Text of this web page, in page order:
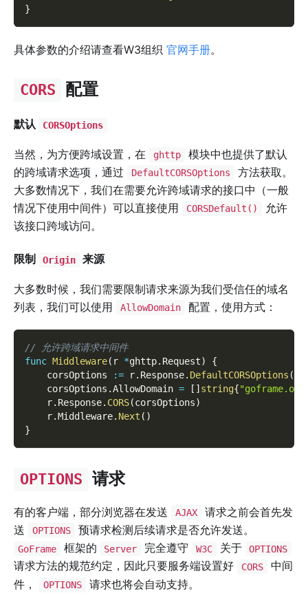
}
具体参数的介绍请查看W3组织 官网手册。
CORS 配置
默认 CORSOptions
当然，为方便跨域设置，在 ghttp
模块中也提供了默认
的跨域请求选项，通过
DefaultCORSOptions
方法获取。
大多数情况下，我们在需要允许跨域请求的接口中（一般
情况下使用中间件）可以直接使用
CORSDefault()
允许
该接口跨域访问。
限制 Origin 来源
大多数时候，我们需要限制请求来源为我们受信任的域名
列表，我们可以使用
AllowDomain 配置，使用方式：
// 允许跨域请求中间件
func Middleware( r *ghttp. Request)
{
    corsOptions
:= r. Response. DefaultCORSOptions (
    corsOptions
.AllowDomain = [ ] string{
    r
. Response. CORS(corsOptions)
    r
.Middleware. Next ( )
}
OPTIONS 请求
有的客户端，部分浏览器在发送 AJAX
请求之前会首先发
送
OPTIONS 预请求检测后续请求是否允许发送。
GoFrame 框架的 Server 完全遵守 W3C 关于 OPTIONS
请求方法的规范约定，因此只要服务端设置好 CORS
中间
件，
OPTIONS 请求也将会自动支持。